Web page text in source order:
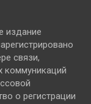
издание
связи,
коммуникаций
о регистрации